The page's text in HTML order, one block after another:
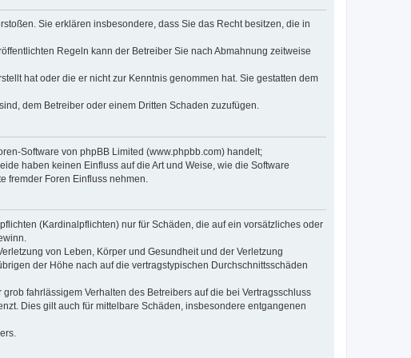
Sie erklären insbesondere, dass Sie das Recht besitzen, die in
Regeln kann der Betreiber Sie nach Abmahnung zeitweise
hat oder die er nicht zur Kenntnis genommen hat. Sie gestatten dem
dem Betreiber oder einem Dritten Schaden zuzufügen.
Software von phpBB Limited (www.phpbb.com) handelt;
haben keinen Einfluss auf die Art und Weise, wie die Software
fremder Foren Einfluss nehmen.
(Kardinalpflichten) nur für Schäden, die auf ein vorsätzliches oder
von Leben, Körper und Gesundheit und der Verletzung
der Höhe nach auf die vertragstypischen Durchschnittsschäden
fahrlässigem Verhalten des Betreibers auf die bei Vertragsschluss
Dies gilt auch für mittelbare Schäden, insbesondere entgangenen